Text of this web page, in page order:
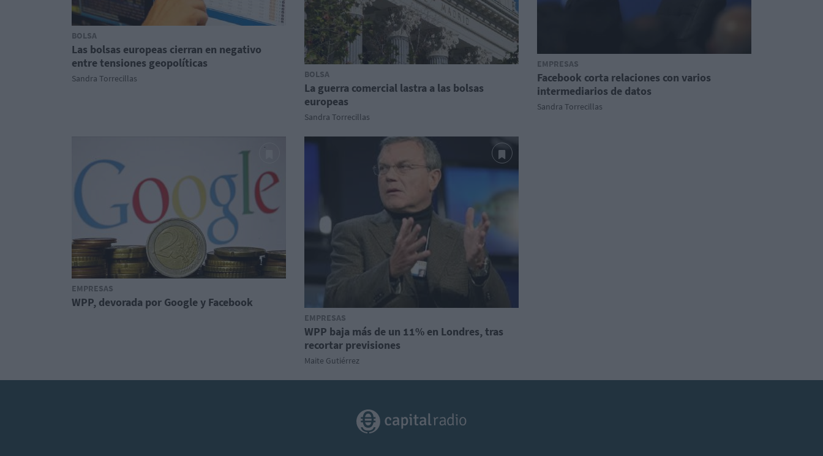
BOLSA
Las bolsas europeas cierran en negativo
entre tensiones geopolíticas
Sandra Torrecillas BOLSA
La guerra comercial lastra a las bolsas
europeas
Sandra Torrecillas
EMPRESAS
Facebook corta relaciones con varios
intermediarios de datos
Sandra Torrecillas
EMPRESAS
WPP, devorada por Google y Facebook
EMPRESAS
WPP baja más de un 11% en Londres, tras
recortar previsiones
Maite Gutiérrez